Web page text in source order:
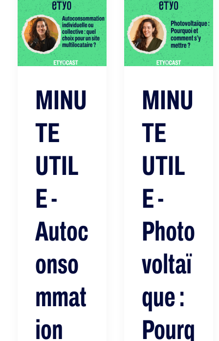
MINU
TE
UTIL
E -
Autoc
onso
mmat
ion
MINU
TE
UTIL
E -
Photo
voltaï
que :
Pourq